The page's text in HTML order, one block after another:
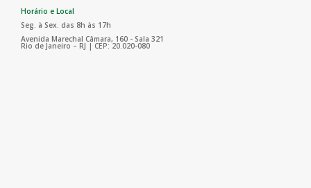
Horário e Local
Seg. à Sex. das 8h às 17h
Avenida Marechal Câmara, 160 - Sala 321
Rio de Janeiro – RJ | CEP: 20.020-080